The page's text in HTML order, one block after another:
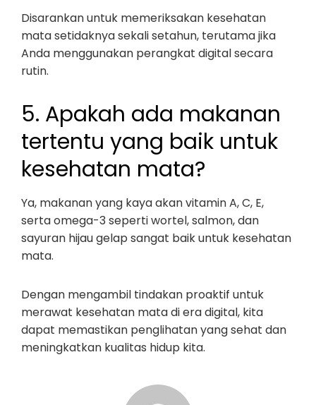
Disarankan untuk memeriksakan kesehatan
mata setidaknya sekali setahun, terutama jika
Anda menggunakan perangkat digital secara
rutin.
5. Apakah ada makanan
tertentu yang baik untuk
kesehatan mata?
Ya, makanan yang kaya akan vitamin A, C, E,
serta omega-3 seperti wortel, salmon, dan
sayuran hijau gelap sangat baik untuk kesehatan
mata.
Dengan mengambil tindakan proaktif untuk
merawat kesehatan mata di era digital, kita
dapat memastikan penglihatan yang sehat dan
meningkatkan kualitas hidup kita.